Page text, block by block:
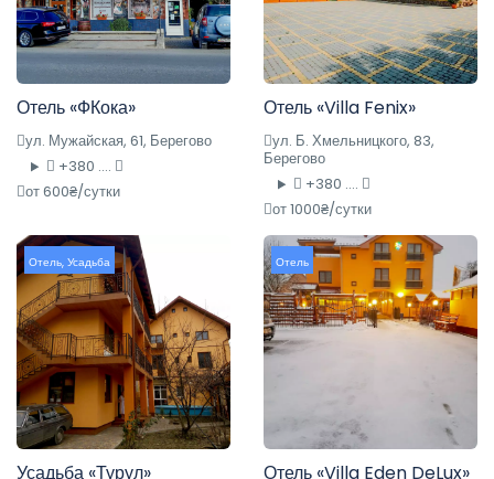
Отель «ФКока»
ул. Мужайская, 61, Берегово
+380 ....
от 600₴/сутки
Отель «Villa Fenix»
ул. Б. Хмельницкого, 83,
Берегово
+380 ....
от 1000₴/сутки
Отель, Усадьба
Усадьба «Турул»
Отель
Отель «Villa Eden DeLux»